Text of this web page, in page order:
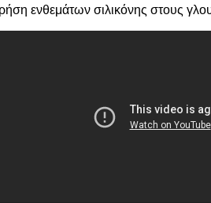
ενθεμάτων σιλικόνης στους